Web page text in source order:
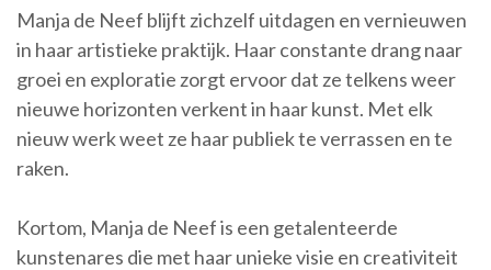
Manja de Neef blijft zichzelf uitdagen en vernieuwen
in haar artistieke praktijk. Haar constante drang naar
groei en exploratie zorgt ervoor dat ze telkens weer
nieuwe horizonten verkent in haar kunst. Met elk
nieuw werk weet ze haar publiek te verrassen en te
raken.
Kortom, Manja de Neef is een getalenteerde
kunstenares die met haar unieke visie en creativiteit